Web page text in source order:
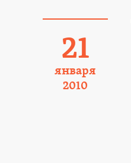
21
января
2010